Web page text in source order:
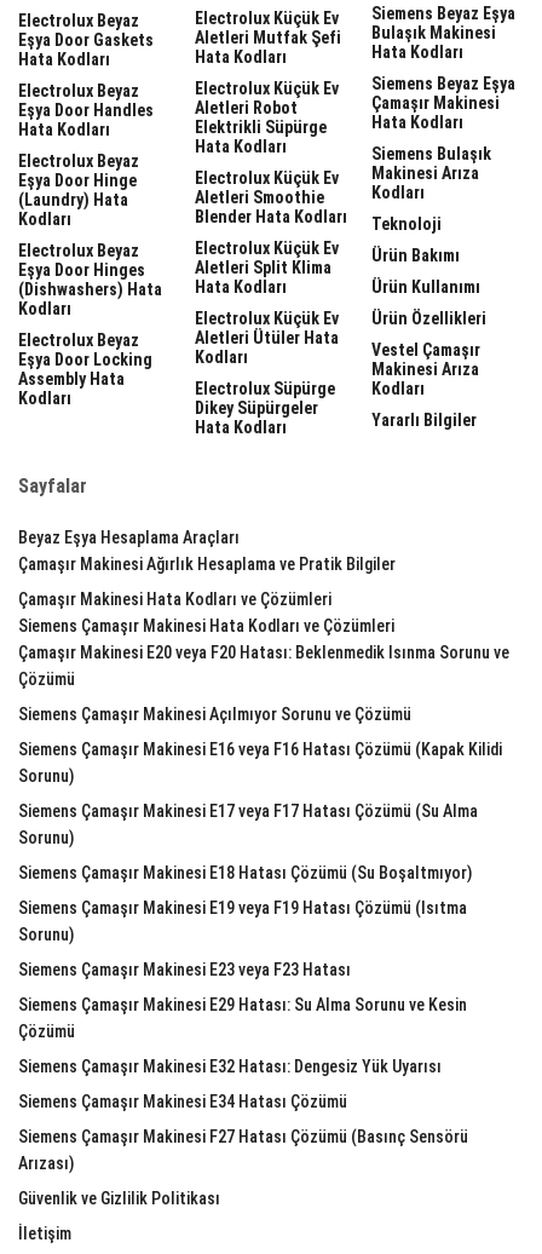
Electrolux Beyaz
Eşya Door Gaskets
Hata Kodları
Electrolux Beyaz
Eşya Door Handles
Hata Kodları
Electrolux Beyaz
Eşya Door Hinge
(laundry) Hata
Kodları
Electrolux Beyaz
Eşya Door Hinges
(dishwashers) Hata
Kodları
Electrolux Beyaz
Eşya Door Locking
Assembly Hata
Kodları
Electrolux Küçük Ev
Aletleri Mutfak Şefi
Hata Kodları
Electrolux Küçük Ev
Aletleri Robot
Elektrikli Süpürge
Hata Kodları
Electrolux Küçük Ev
Aletleri Smoothie
Blender Hata Kodları
Electrolux Küçük Ev
Aletleri Split Klima
Hata Kodları
Electrolux Küçük Ev
Aletleri Ütüler Hata
Kodları
Electrolux Süpürge
Dikey Süpürgeler
Hata Kodları
Siemens Beyaz Eşya
Bulaşık Makinesi
Hata Kodları
Siemens Beyaz Eşya
Çamaşır Makinesi
Hata Kodları
Siemens Bulaşık
Makinesi Arıza
Kodları
Teknoloji
Ürün Bakımı
Ürün Kullanımı
Ürün Özellikleri
Vestel Çamaşır
Makinesi Arıza
Kodları
Yararlı Bilgiler
Sayfalar
Beyaz Eşya Hesaplama Araçları
Çamaşır Makinesi Ağırlık Hesaplama ve Pratik Bilgiler
Çamaşır Makinesi Hata Kodları ve Çözümleri
Siemens Çamaşır Makinesi Hata Kodları ve Çözümleri
Çamaşır Makinesi E20 veya F20 Hatası: Beklenmedik Isınma Sorunu ve
Çözümü
Siemens Çamaşır Makinesi Açılmıyor Sorunu ve Çözümü
Siemens Çamaşır Makinesi E16 veya F16 Hatası Çözümü (Kapak Kilidi
Sorunu)
Siemens Çamaşır Makinesi E17 veya F17 Hatası Çözümü (Su Alma
Sorunu)
Siemens Çamaşır Makinesi E18 Hatası Çözümü (Su Boşaltmıyor)
Siemens Çamaşır Makinesi E19 veya F19 Hatası Çözümü (Isıtma
Sorunu)
Siemens Çamaşır Makinesi E23 veya F23 Hatası
Siemens Çamaşır Makinesi E29 Hatası: Su Alma Sorunu ve Kesin
Çözümü
Siemens Çamaşır Makinesi E32 Hatası: Dengesiz Yük Uyarısı
Siemens Çamaşır Makinesi E34 Hatası Çözümü
Siemens Çamaşır Makinesi F27 Hatası Çözümü (Basınç Sensörü
Arızası)
Güvenlik ve Gizlilik Politikası
İletişim